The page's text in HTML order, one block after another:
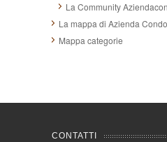
La Community
La mappa di Azienda
Mappa categorie
CONTATTI